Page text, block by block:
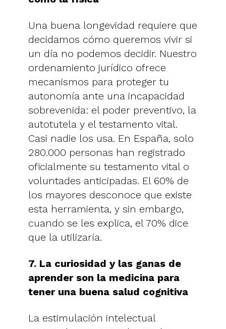
Una buena longevidad requiere que
decidamos cómo queremos vivir si
un día no podemos decidir. Nuestro
ordenamiento jurídico ofrece
mecanismos para proteger tu
autonomía ante una incapacidad
sobrevenida: el poder preventivo, la
autotutela y el testamento vital.
Casi nadie los usa. En España, solo
280.000 personas han registrado
oficialmente su testamento vital o
voluntades anticipadas. El 60% de
los mayores desconoce que existe
esta herramienta, y sin embargo,
cuando se les explica, el 70% dice
que la utilizaría.
7. La curiosidad y las ganas de
aprender son la medicina para
tener una buena salud cognitiva
La estimulación intelectual